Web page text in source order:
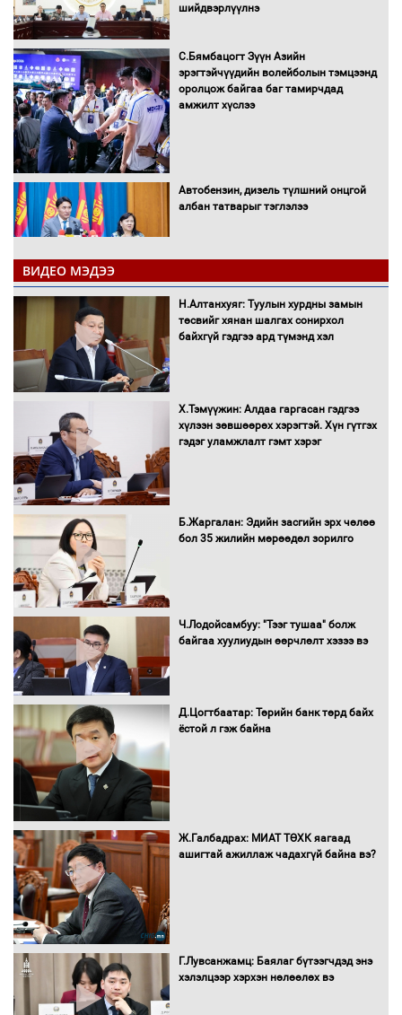
шийдвэрлүүлнэ
С.Бямбацогт Зүүн Азийн
эрэгтэйчүүдийн волейболын тэмцээнд
оролцож байгаа баг тамирчдад
амжилт хүслээ
Автобензин, дизель түлшний онцгой
албан татварыг тэглэлээ
Санхүүгийн хэмнэлтийн горимд эрүүл
мэндийн салбар хамаарахгүй
Нөөцийн махны худалдаа,
борлуулалтыг нээлттэй ил тод
болгоно
төлөвлөгөө”-гөө танилцуулна
худалдан авах журмыг баталлаа
Бүх шатанд хэмнэлтийн горимд
ВИДЕО МЭДЭЭ
Н.Алтанхуяг: Туулын хурдны замын
төсвийг хянан шалгах сонирхол
байхгүй гэдгээ ард түмэнд хэл
Х.Тэмүүжин: Алдаа гаргасан гэдгээ
хүлээн зөвшөөрөх хэрэгтэй. Хүн гүтгэх
гэдэг уламжлалт гэмт хэрэг
Б.Жаргалан: Эдийн засгийн эрх чөлөө
бол 35 жилийн мөрөөдөл зорилго
Ч.Лодойсамбуу: "Тээг тушаа" болж
байгаа хуулиудын өөрчлөлт хэзээ вэ
Д.Цогтбаатар: Төрийн банк төрд байх
ёстой л гэж байна
Ж.Галбадрах: МИАТ ТӨХК яагаад
ашигтай ажиллаж чадахгүй байна вэ?
Г.Лувсанжамц: Баялаг бүтээгчдэд энэ
хэлэлцээр хэрхэн нөлөөлөх вэ